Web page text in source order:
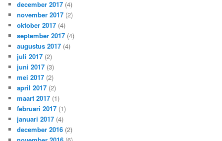
december 2017 (4)
november 2017 (2)
oktober 2017 (4)
september 2017 (4)
augustus 2017 (4)
juli 2017 (2)
juni 2017 (3)
mei 2017 (2)
april 2017 (2)
maart 2017 (1)
februari 2017 (1)
januari 2017 (4)
december 2016 (2)